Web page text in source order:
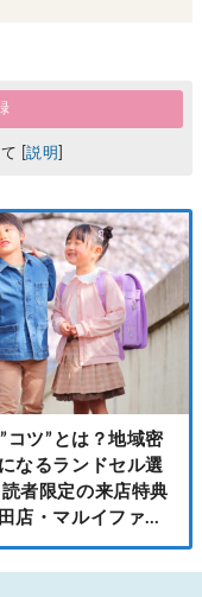
[説明]
コツ”とは？地域密
なるランドセル選
者限定の来店特典
店・マルイファミ